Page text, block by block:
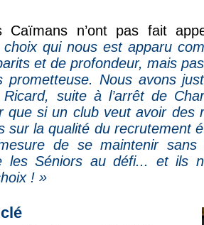
Caïmans n’ont pas fait
qui nous est apparu
et de profondeur, mais
prometteuse. Nous avons
Ricard, suite à l’arrêt de
que si un club veut avoir des
sur la qualité du recrutement
de se maintenir sans
les Séniors au défi... et ils
! »